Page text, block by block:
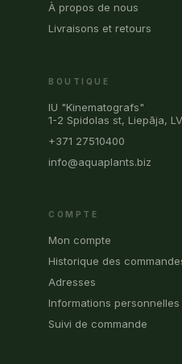
À propos de nous
Livraisons et retours
BOUTIQUE
IU "Kinematografs"
1-2 Spidolas st, Liepāja,
+371 27510400
info@aquaplants.biz
COMPTE
Mon compte
Historique des
Adresses
Informations personnelles
Suivi de commande